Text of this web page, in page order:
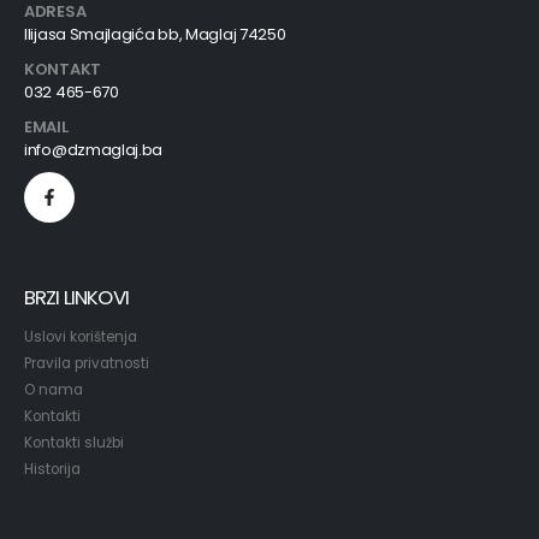
ADRESA
Ilijasa Smajlagića bb, Maglaj 74250
KONTAKT
032 465-670
EMAIL
info@dzmaglaj.ba
BRZI LINKOVI
Uslovi korištenja
Pravila privatnosti
O nama
Kontakti
Kontakti službi
Historija